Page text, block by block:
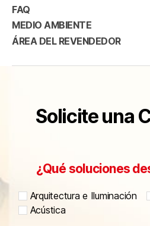
FAQ
MEDIO AMBIENTE
ÁREA DEL REVENDEDOR
Solicite una
¿Qué soluciones
Arquitectura e Iluminación
Acústica